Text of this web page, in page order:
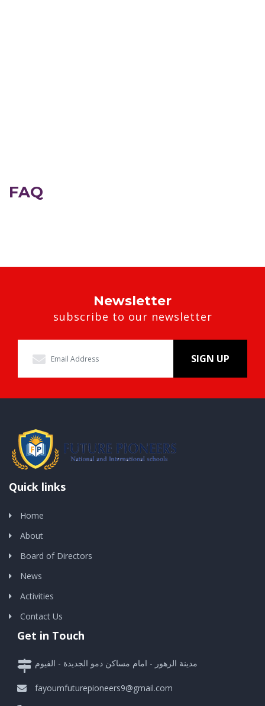
FAQ
Newsletter
subscribe to our newsletter
SIGN UP
Quick links
Home
About
Board of Directors
News
Activities
Contact Us
Get in Touch
مدينة الزهور - امام مساكن دمو الجديدة - الفيوم
fayoumfuturepioneers9@gmail.com